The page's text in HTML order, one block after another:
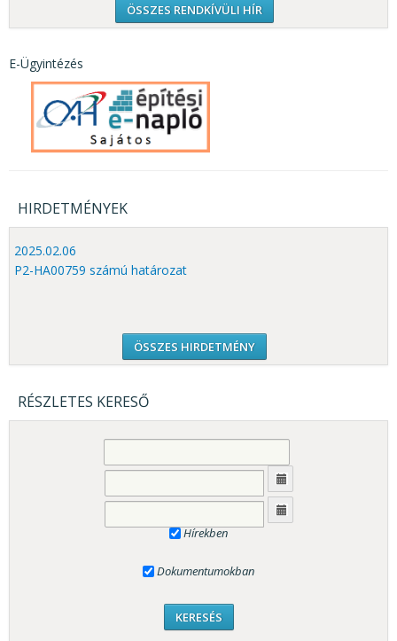
ÖSSZES RENDKÍVÜLI HÍR
E-Ügyintézés
HIRDETMÉNYEK
2025.02.06
P2-HA00759 számú határozat
ÖSSZES HIRDETMÉNY
RÉSZLETES KERESŐ
Hírekben
Dokumentumokban